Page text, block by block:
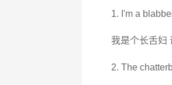
1. I'm a
我是个长舌妇
2. The